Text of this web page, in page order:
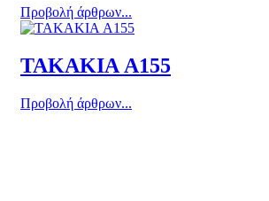
Προβολή άρθρων...
ΤΑΚΑΚΙΑ A155
Προβολή άρθρων...